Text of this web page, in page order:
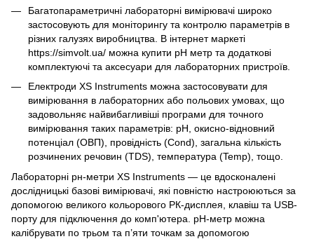
Багатопараметричні лабораторні вимірювачі широко
застосовують для моніторингу та контролю параметрів в
різних галузях виробництва. В інтернет маркеті
https://simvolt.ua/ можна купити рН метр та додаткові
комплектуючі та аксесуари для лабораторних пристроїв.
Електроди XS Instruments можна застосовувати для
вимірювання в лабораторних або польових умовах, що
задовольняє найвибагливіші програми для точного
вимірювання таких параметрів: рН, окисно-відновний
потенціал (ОВП), провідність (Cond), загальна кількість
розчинених речовин (TDS), температура (Temp), тощо.
Лабораторні рн-метри XS Instruments — це вдосконалені
дослідницькі базові вимірювачі, які повністю настроюються за
допомогою великого кольорового РК-дисплея, клавіш та USB-
порту для підключення до комп'ютера. рН-метр можна
калібрувати по трьом та п’яти точкам за допомогою